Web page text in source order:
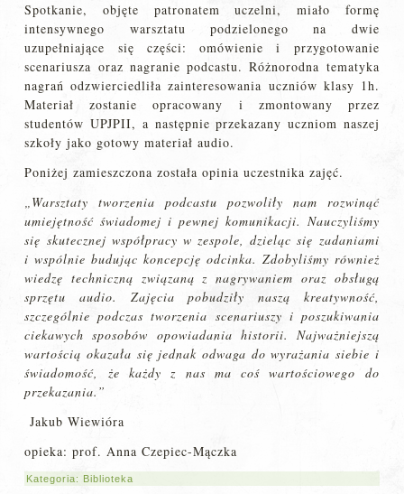
Spotkanie, objęte patronatem uczelni, miało formę
intensywnego warsztatu podzielonego na dwie
uzupełniające się części: omówienie i przygotowanie
scenariusza oraz nagranie podcastu. Różnorodna tematyka
nagrań odzwierciedliła zainteresowania uczniów klasy 1h.
Materiał zostanie opracowany i zmontowany przez
studentów UPJPII, a następnie przekazany uczniom naszej
szkoły jako gotowy materiał audio.
Poniżej zamieszczona została opinia uczestnika zajęć.
„Warsztaty tworzenia podcastu pozwoliły nam rozwinąć
umiejętność świadomej i pewnej komunikacji. Nauczyliśmy
się skutecznej współpracy w zespole, dzieląc się zadaniami
iwspólnie budując koncepcję odcinka. Zdobyliśmy również
wiedzę techniczną związaną z nagrywaniem oraz obsługą
sprzętu audio. Zajęcia pobudziły naszą kreatywność,
szczególnie podczas tworzenia scenariuszy i poszukiwania
ciekawych sposobów opowiadania historii. Najważniejszą
wartością okazała się jednak odwaga do wyrażania siebie i
świadomość, że każdy z nas ma coś wartościowego do
przekazania.”
Jakub Wiewióra
opieka: prof. Anna Czepiec-Mączka
Kategoria: Biblioteka